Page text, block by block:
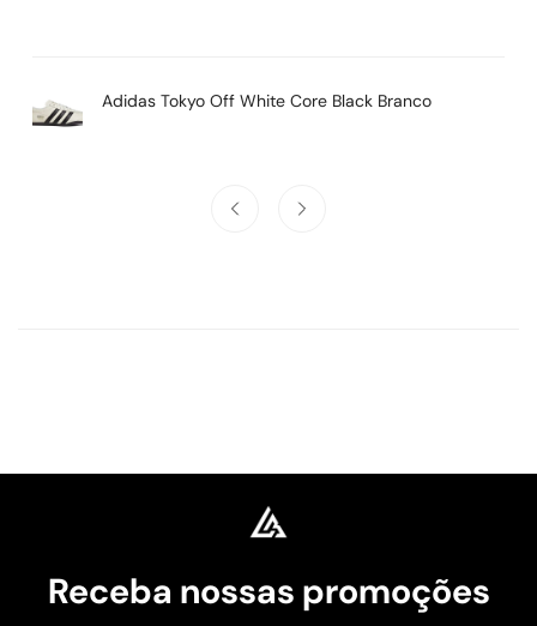
Adidas Tokyo Off White Core Black Branco
Receba nossas promoções